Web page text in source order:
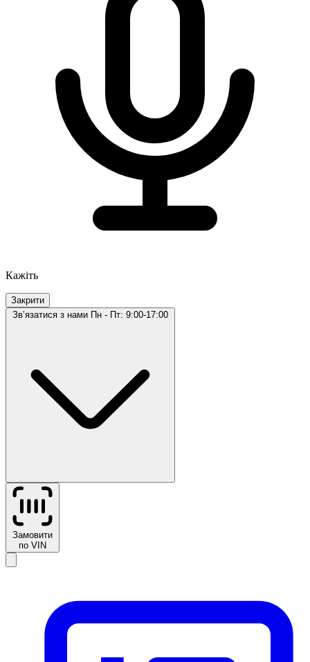
Кажіть
Закрити
Звʼязатися з нами Пн - Пт: 9:00-17:00
Замовити
по VIN